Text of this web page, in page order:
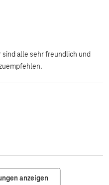
alle sehr freundlich und
anzeigen